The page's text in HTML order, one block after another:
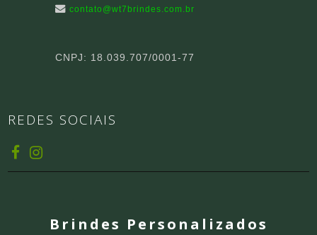
contato@wt7brindes.com.br
CNPJ: 18.039.707/0001-77
REDES SOCIAIS
Brindes Personalizados